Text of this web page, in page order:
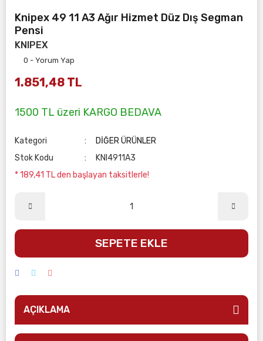
Knipex 49 11 A3 Ağır Hizmet Düz Dış Segman
Pensi
KNIPEX
0 - Yorum Yap
1.851,48 TL
1500 TL üzeri KARGO BEDAVA
Kategori
DİĞER ÜRÜNLER
Stok Kodu
KNI4911A3
* 189,41 TL den başlayan taksitlerle!
SEPETE EKLE
AÇIKLAMA